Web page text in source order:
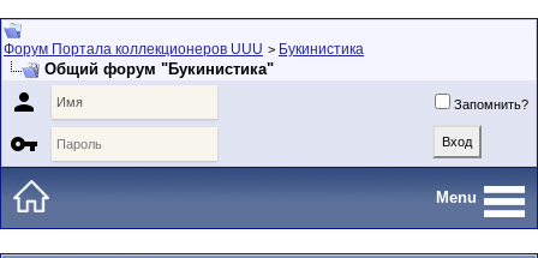
Форум Портала коллекционеров UUU > Букинистика
Общий форум "Букинистика"
 Запомнить?

Menu